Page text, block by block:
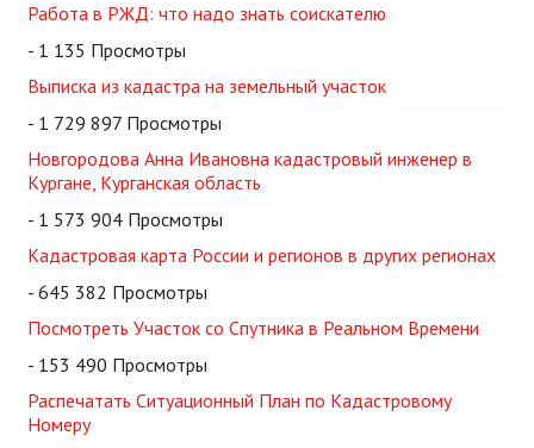
Работа в РЖД: что надо знать соискателю
- 1 135 Просмотры
Выписка из кадастра на земельный участок
- 1 729 897 Просмотры
Новгородова Анна Ивановна кадастровый инженер в
Кургане, Курганская область
- 1 573 904 Просмотры
Кадастровая карта России и регионов в других регионах
- 645 382 Просмотры
Посмотреть Участок со Спутника в Реальном Времени
- 153 490 Просмотры
Распечатать Ситуационный План по Кадастровому
Номеру